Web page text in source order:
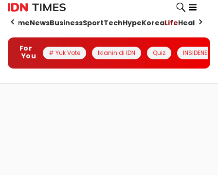
HomeNewsBusinessSportTechHypeKoreaLifeHealth
For
You
# Yuk Vote Iklanin di IDN Quiz INSIDENESIA